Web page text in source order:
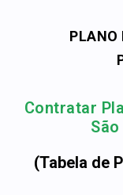
PLANO
Contratar
(Tabela de